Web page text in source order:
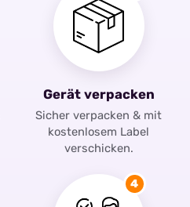
Gerät verpacken
Sicher verpacken & mit
kostenlosem Label
verschicken.
4